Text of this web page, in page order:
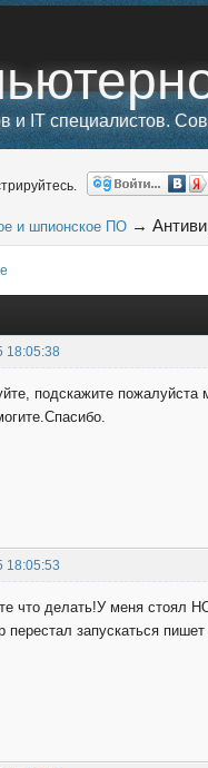
IT специалистов.
и шпионское ПО →
18:05:38
подскажите
18:05:53
что делать!У меня стоял
перестал запускаться